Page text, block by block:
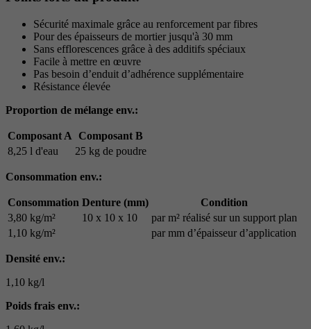
Sécurité maximale grâce au renforcement par fibres
Pour des épaisseurs de mortier jusqu'à 30 mm
Sans efflorescences grâce à des additifs spéciaux
Facile à mettre en œuvre
Pas besoin d’enduit d’adhérence supplémentaire
Résistance élevée
Proportion de mélange env.:
Composant A
Composant B
8,25 l d'eau
25 kg de poudre
Consommation env.:
Consommation Denture (mm)
Condition
3,80 kg/m²
10 x 10 x 10
par m² réalisé sur un support plan
1,10 kg/m²
par mm d’épaisseur d’application
Densité env.:
1,10 kg/l
Poids frais env.: